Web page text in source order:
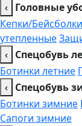
‹ Головные
Кепки/Бейсболки
утепленные
‹ Спецобувь
Ботинки летние
‹ Спецобувь
Ботинки зимние
Сапоги зимние